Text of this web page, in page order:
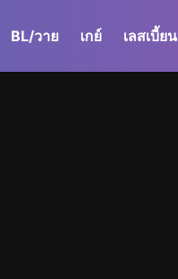
BL/วาย เกย์ เลสเบี้ยน